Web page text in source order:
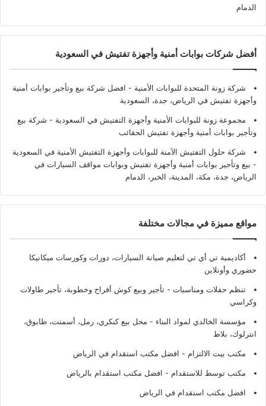
الدمام
أفضل شركات بوابات أمنية وأجهزة تفتيش في السعودية
شركة زونة المتحدة للبوابات الأمنية - افضل شركة بيع وتأجير بوابات أمنية
وأجهزة تفتيش في الرياض، جدة، السعودية
مجموعة زونة للبوابات الأمنية وأجهزة التفتيش في السعودية - شركة بيع
وتأجير بوابات أمنية وأجهزة تفتيش الحقائب
شركة حلول التفتيش الآمنة للبوابات وأجهزة التفتيش الأمنية في السعودية
- بيع وتأجير بوابات أمنية وأجهزة تفتيش وبوابات مواقف السيارات في
الرياض، جدة، مكة، المدينة، الخبر، الدمام
مواقع مميزة في مجالات مختلفة
أكاديمية تي أي تي لتعليم صيانة السيارات، دورات وكورسات ميكانيكا
حضوري وأونلاين
تنظم حفلات ومناسبات - تأجير وبيع كوش أفراح وخطوبة، تأجير طاولات
وكراسي
مؤسسة الخالدي لمواد البناء - محل بيع كنكري، رمل، أسمنت، طابوق،
انترلوك، بلاط
مكتب بيت الالتزام - افضل مكتب استقدام في الرياض
مكتب توسط للاستقدام - افضل مكتب استقدام بالرياض
افضل مكتب استقدام في الرياض